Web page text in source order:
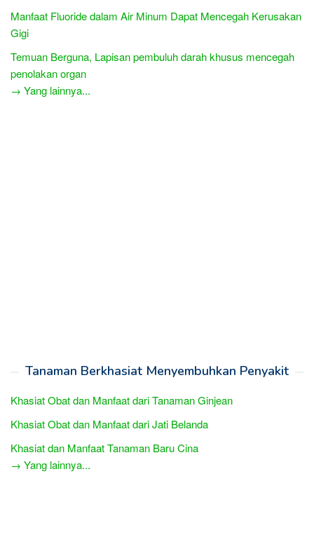
Manfaat Fluoride dalam Air Minum Dapat Mencegah Kerusakan
Gigi
Temuan Berguna, Lapisan pembuluh darah khusus mencegah
penolakan organ
→ Yang lainnya...
Tanaman Berkhasiat Menyembuhkan Penyakit
Khasiat Obat dan Manfaat dari Tanaman Ginjean
Khasiat Obat dan Manfaat dari Jati Belanda
Khasiat dan Manfaat Tanaman Baru Cina
→ Yang lainnya...